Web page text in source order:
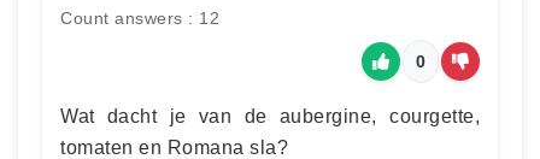
Count answers : 12
0
Wat dacht je van de aubergine, courgette,
tomaten en Romana sla?